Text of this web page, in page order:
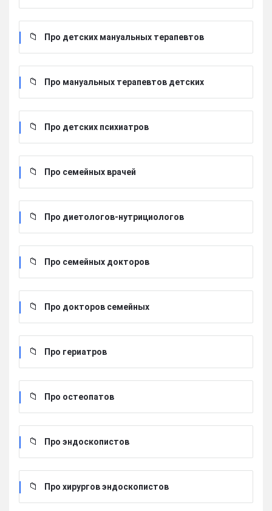
Про детских мануальных терапевтов
Про мануальных терапевтов детских
Про детских психиатров
Про семейных врачей
Про диетологов-нутрициологов
Про семейных докторов
Про докторов семейных
Про гериатров
Про остеопатов
Про эндоскопистов
Про хирургов эндоскопистов